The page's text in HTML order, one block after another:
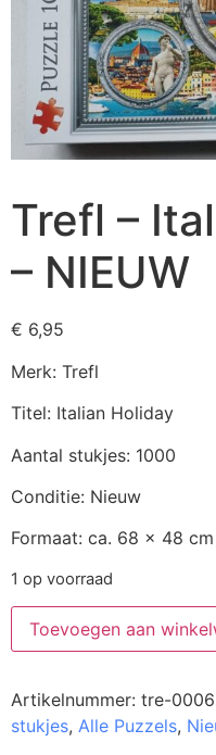
Trefl –
– NIEUW
€ 6,95
Merk: Trefl
Titel: Italian Holiday
Aantal stukjes: 1000
Conditie: Nieuw
Formaat: ca. 68 x 48 cm
1 op voorraad
Toevoegen aan
Artikelnummer: tre-
stukjes, Alle Puzzels,